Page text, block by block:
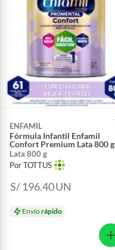
ENFAMIL
Fórmula Infantil Enfamil
Confort Premium Lata 800 g
Lata 800 g
Por TOTTUS
S/ 196.40UN
Envíorápido